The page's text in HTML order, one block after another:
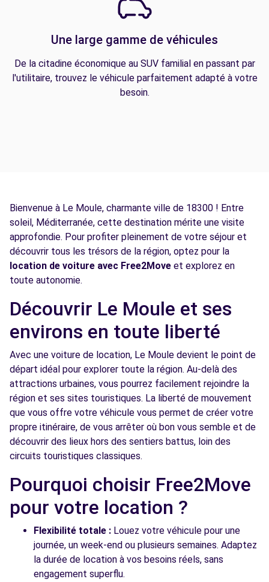
Une large gamme de véhicules
De la citadine économique au SUV familial en passant par
l'utilitaire, trouvez le véhicule parfaitement adapté à votre
besoin.
Bienvenue à Le Moule, charmante ville de 18300 ! Entre
soleil, Méditerranée, cette destination mérite une visite
approfondie. Pour profiter pleinement de votre séjour et
découvrir tous les trésors de la région, optez pour la
location de voiture avec Free2Move et explorez en
toute autonomie.
Découvrir Le Moule et ses
environs en toute liberté
Avec une voiture de location, Le Moule devient le point de
départ idéal pour explorer toute la région. Au-delà des
attractions urbaines, vous pourrez facilement rejoindre la
région et ses sites touristiques. La liberté de mouvement
que vous offre votre véhicule vous permet de créer votre
propre itinéraire, de vous arrêter où bon vous semble et de
découvrir des lieux hors des sentiers battus, loin des
circuits touristiques classiques.
Pourquoi choisir Free2Move
pour votre location ?
Flexibilité totale : Louez votre véhicule pour une
journée, un week-end ou plusieurs semaines. Adaptez
la durée de location à vos besoins réels, sans
engagement superflu.